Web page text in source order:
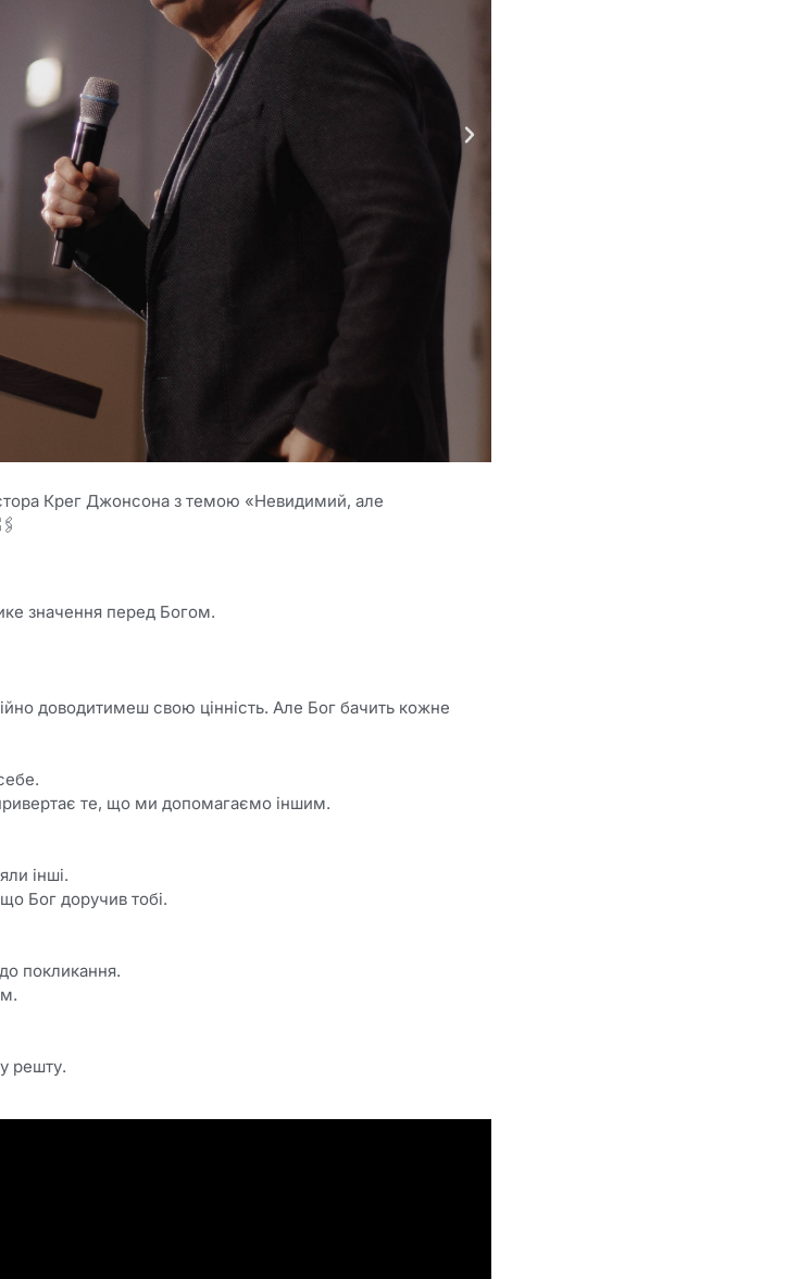
Крег Джонсона з темою «Невидимий, але
значення перед Богом.
доводитимеш свою цінність. Але Бог бачить кожне
те, що ми допомагаємо іншим.
інші.
Бог доручив тобі.
покликання.
решту.